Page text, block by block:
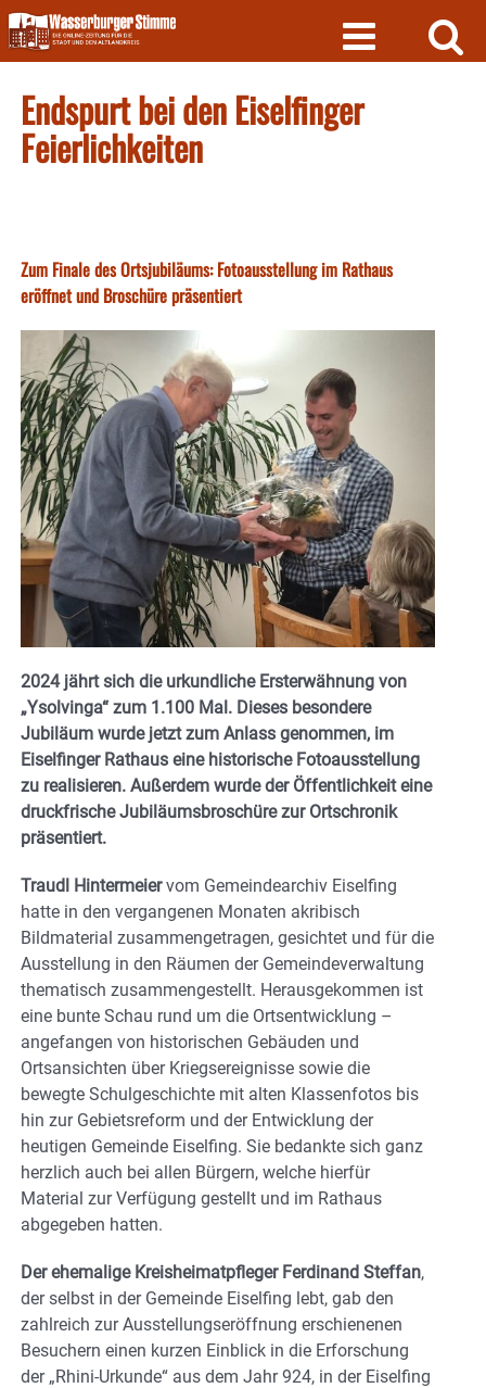
Skip
to
content
Endspurt bei den Eiselfinger
Feierlichkeiten
Zum Finale des Ortsjubiläums: Fotoausstellung im Rathaus
eröffnet und Broschüre präsentiert
2024 jährt sich die urkundliche Ersterwähnung von
„Ysolvinga“ zum 1.100 Mal. Dieses besondere
Jubiläum wurde jetzt zum Anlass genommen, im
Eiselfinger Rathaus eine historische Fotoausstellung
zu realisieren. Außerdem wurde der Öffentlichkeit eine
druckfrische Jubiläumsbroschüre zur Ortschronik
präsentiert.
Traudl Hintermeiervom Gemeindearchiv Eiselfing
hatte in den vergangenen Monaten akribisch
Bildmaterial zusammengetragen, gesichtet und für die
Ausstellung in den Räumen der Gemeindeverwaltung
thematisch zusammengestellt. Herausgekommen ist
eine bunte Schau rund um die Ortsentwicklung –
angefangen von historischen Gebäuden und
Ortsansichten über Kriegsereignisse sowie die
bewegte Schulgeschichte mit alten Klassenfotos bis
hin zur Gebietsreform und der Entwicklung der
heutigen Gemeinde Eiselfing. Sie bedankte sich ganz
herzlich auch bei allen Bürgern, welche hierfür
Material zur Verfügung gestellt und im Rathaus
abgegeben hatten.
Der ehemalige Kreisheimatpfleger Ferdinand Steffan,
der selbst in der Gemeinde Eiselfing lebt, gab den
zahlreich zur Ausstellungseröffnung erschienenen
Besuchern einen kurzen Einblick in die Erforschung
der „Rhini-Urkunde“ aus dem Jahr 924, in der Eiselfing